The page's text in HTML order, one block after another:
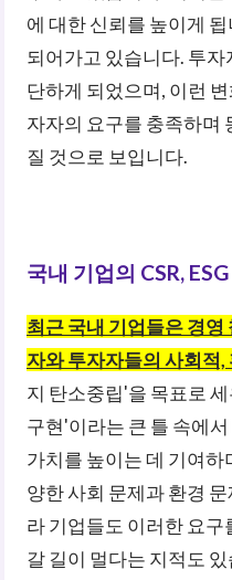
에 대한 신뢰를 높이게
되어가고 있습니다. 투자
단하게 되었으며, 이런
자자의 요구를 충족하며
질 것으로 보입니다.
국내 기업의 CSR,
최근 국내 기업들은 경영
자와 투자자들의 사회적
지 탄소중립'을 목표로
구현'이라는 큰 틀 속에
가치를 높이는 데 기여
양한 사회 문제과 환경
라 기업들도 이러한 요구
갈 길이 멀다는 지적도